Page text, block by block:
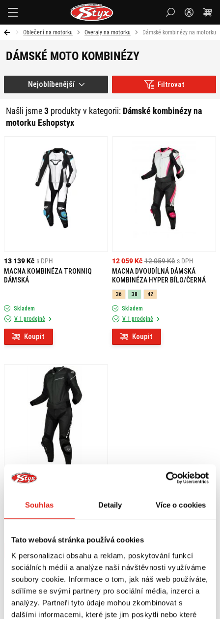
Souhlas Detaily Více o cookies
Tato webová stránka používá cookies
K personalizaci obsahu a reklam, poskytování funkcí
sociálních médií a analýze naší návštěvnosti využíváme
soubory cookie. Informace o tom, jak náš web používáte,
sdílíme se svými partnery pro sociální média, inzerci a
analýzy. Partneři tyto údaje mohou zkombinovat s
dalšími informacemi, které jste jim poskytli nebo které
Úvod Oblečení na motorku Overaly na motorku Dámské kombinézy na motorku
DÁMSKÉ MOTO KOMBINÉZY
Filtrovat
Našli jsme3 produkty v kategorii: Dámské kombinézy na
motorku Eshopstyx
Nejoblíbenější
13 139 Kč s DPH
MACNA KOMBINÉZA TRONNIQ
DÁMSKÁ
Skladem
V 1 prodejně
Koupit
12 059 Kč
12 059 Kč
s DPH
MACNA DVOUDÍLNÁ DÁMSKÁ
KOMBINÉZA HYPER BÍLO/ČERNÁ
36 38 42
Skladem
V 1 prodejně
Koupit
KOMBINÉZA HYPER ČERNÁ
Na objednávku
Prohlédli jste si3 z3produktů